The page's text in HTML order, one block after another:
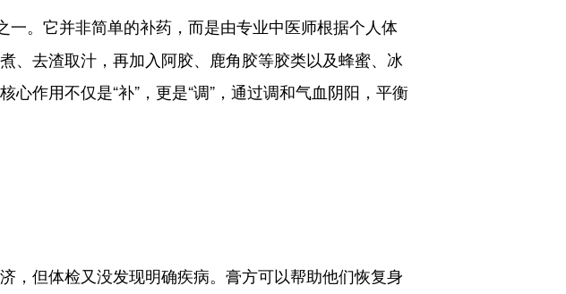
一。它并非简单的补药，而是由专业中医师根据个人体
、去渣取汁，再加入阿胶、鹿角胶等胶类以及蜂蜜、冰
作用不仅是“补”，更是“调”，通过调和气血阴阳，平衡
但体检又没发现明确疾病。膏方可以帮助他们恢复身